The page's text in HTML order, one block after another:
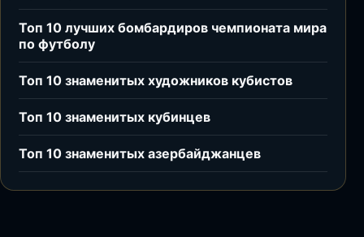
Топ 10 лучших бомбардиров чемпионата мира
по футболу
Топ 10 знаменитых художников кубистов
Топ 10 знаменитых кубинцев
Топ 10 знаменитых азербайджанцев